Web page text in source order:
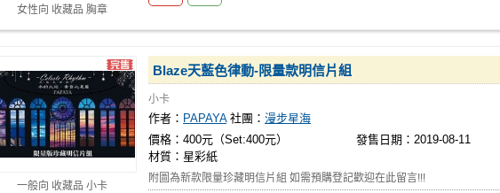
女性向 收藏品 胸章
一般向 收藏品 小卡
Blaze天藍色律動-限量款明信片組
小卡
作者： PAPAYA 社團： 漫步星海
價格：400元（Set:400元）
發售日期：2019-08-11
材質：星彩紙
附圖為新款限量珍藏明信片組 如需預購登記歡迎在此留言!!!